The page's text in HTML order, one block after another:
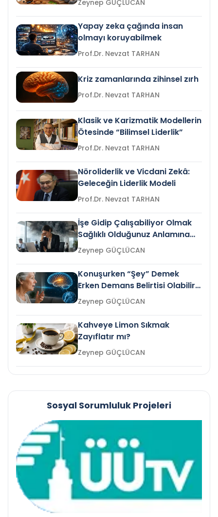
Zeynep GÜÇLÜCAN
Yapay zeka çağında insan
olmayı koruyabilmek
Prof.Dr. Nevzat TARHAN
Kriz zamanlarında zihinsel zırh
Prof.Dr. Nevzat TARHAN
Klasik ve Karizmatik Modellerin
Ötesinde “Bilimsel Liderlik”
Prof.Dr. Nevzat TARHAN
Nöroliderlik ve Vicdani Zekâ:
Geleceğin Liderlik Modeli
Prof.Dr. Nevzat TARHAN
İşe Gidip Çalışabiliyor Olmak
Sağlıklı Olduğunuz Anlamına
Gelir mi?Zeynep GÜÇLÜCAN
Konuşurken “Şey” Demek
Erken Demans Belirtisi Olabilir
mi?
Zeynep GÜÇLÜCAN
Kahveye Limon Sıkmak
Zayıflatır mı?
Zeynep GÜÇLÜCAN
Sosyal Sorumluluk Projeleri